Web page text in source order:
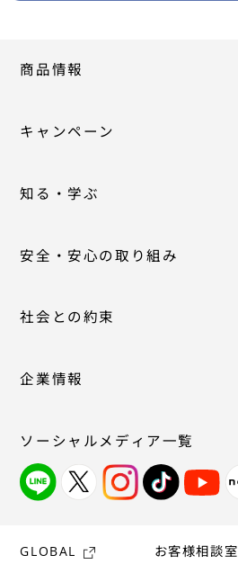
商品情報
キャンペーン
知る・学ぶ
安全・安心の取り組み
社会との約束
企業情報
ソーシャルメディア一覧
GLOBAL お客様相談室